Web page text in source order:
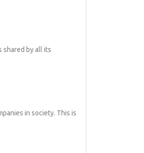
shared by all its
in society. This is